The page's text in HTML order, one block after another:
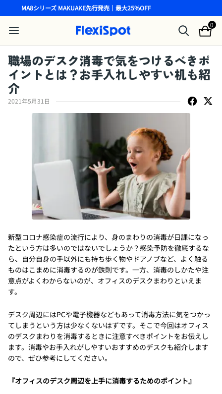
MA8シリーズ MAKUAKE先行発売｜最大25%OFF
0
職場のデスク消毒で気をつけるべきポ
イントとは？お手入れしやすい机も紹
介
2021年5月31日
新型コロナ感染症の流行により、身のまわりの消毒が日課になっ
たという方は多いのではないでしょうか？感染予防を徹底するな
ら、自分自身の手以外にも持ち歩く物やドアノブなど、よく触る
ものはこまめに消毒するのが鉄則です。一方、消毒のしかたや注
意点がよくわからないのが、オフィスのデスクまわりといえま
す。
デスク周辺にはPCや電子機器などもあって消毒方法に気をつかっ
てしまうという方は少なくないはずです。そこで今回はオフィス
のデスクまわりを消毒するときに注意すべきポイントをお伝えし
ます。消毒やお手入れがしやすいおすすめのデスクも紹介します
ので、ぜひ参考にしてください。
『オフィスのデスク周辺を上手に消毒するためのポイント』